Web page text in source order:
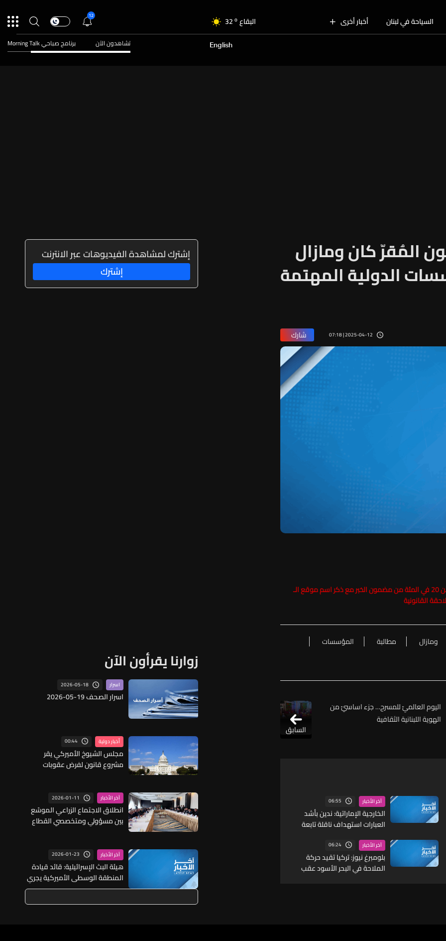
السياحة في لبنان أخبار أخرى البقاع 32 o
الجنوب 30o
31
12
English تشاهدون الآن برنامج صباحي Morning Talk
المُقرّ كان ومازال
الدولية المهتمة
2025-04-12 | 07:18 شارك
حفاظاً على حقوق الملكية الفكرية يرجى عدم نسخ ما يزيد عن 20 في المئة من مضمون الخبر مع ذكر اسم موقع الـ
ومازال مطالبة
المؤسسات
اليوم العالميّ للمسرح… جزء اساسيّ من
الهوية اللبنانية الثقافية
السابق
آخر الأخبار 06:55
الخارجية الإماراتية: ندين بأشد
العبارات استهداف ناقلة تابعة
هرمز
آخر الأخبار 06:24
بلومبرغ نيوز: تركيا تقيد حركة
الملاحة في البحر الأسود عقب
إشترك لمشاهدة الفيديوهات عبر الانترنت
إشترك
زوارنا يقرأون الآن
اسرار 2026-05-18
اسرار الصحف 19-05-2026
أخبار دولية 00:44
مجلس الشيوخ الأميركي يقر
مشروع قانون لفرض عقوبات
آخر الأخبار 2026-01-11
انطلاق الاجتماع الزراعي الموسّع
بين مسؤولي ومتخصصي القطاع
أمجد بدر في دمشق
آخر الأخبار 2026-01-23
هيئة البث الإسرائيلية: قائد قيادة
المنطقة الوسطى الأميركية يجري
محادثات في إسرائيل غدا السبت